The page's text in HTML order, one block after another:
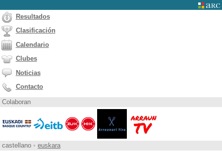
Resultados
Clasificación
Calendario
Clubes
Noticias
Contacto
Colaboran
castellano • euskara